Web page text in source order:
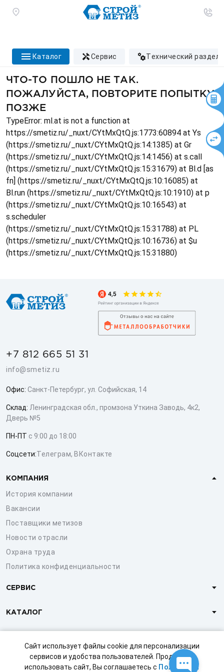
Сайт использует файлы cookie для персонализации
сервисов и удобства пользователей. Продолжая
использовать сайт, Вы соглашаетесь с Политикой
каталог сервис технический раздел
ЧТО-ТО ПОШЛО НЕ ТАК.
ПОЖАЛУЙСТА, ПОВТОРИТЕ ПОПЫТКУ
ПОЗЖЕ
TypeError: ml.at is not a function at
https://smetiz.ru/_nuxt/CYtMxQtQ.js:1773:60894 at Ys
(https://smetiz.ru/_nuxt/CYtMxQtQ.js:14:1385) at Gr
(https://smetiz.ru/_nuxt/CYtMxQtQ.js:14:1456) at s.call
(https://smetiz.ru/_nuxt/CYtMxQtQ.js:15:31679) at Bl.d [as
fn] (https://smetiz.ru/_nuxt/CYtMxQtQ.js:10:16085) at
Bl.run (https://smetiz.ru/_nuxt/CYtMxQtQ.js:10:1910) at p
(https://smetiz.ru/_nuxt/CYtMxQtQ.js:10:16543) at
s.scheduler
(https://smetiz.ru/_nuxt/CYtMxQtQ.js:15:31788) at PL
(https://smetiz.ru/_nuxt/CYtMxQtQ.js:10:16736) at $u
(https://smetiz.ru/_nuxt/CYtMxQtQ.js:15:31880)
+7 812 665 51 31
info@smetiz.ru
Офис: Санкт-Петербург, ул. Софийская, 14
Склад: Ленинградская обл., промзона Уткина Заводь, 4к2,
Дверь №5
ПН-ПТ с 9:00 до 18:00
Соцсети:Телеграм, ВКонтакте
КОМПАНИЯ
История компании
Вакансии
Поставщики метизов
Новости отрасли
Охрана труда
Политика конфиденциальности
СЕРВИС
КАТАЛОГ